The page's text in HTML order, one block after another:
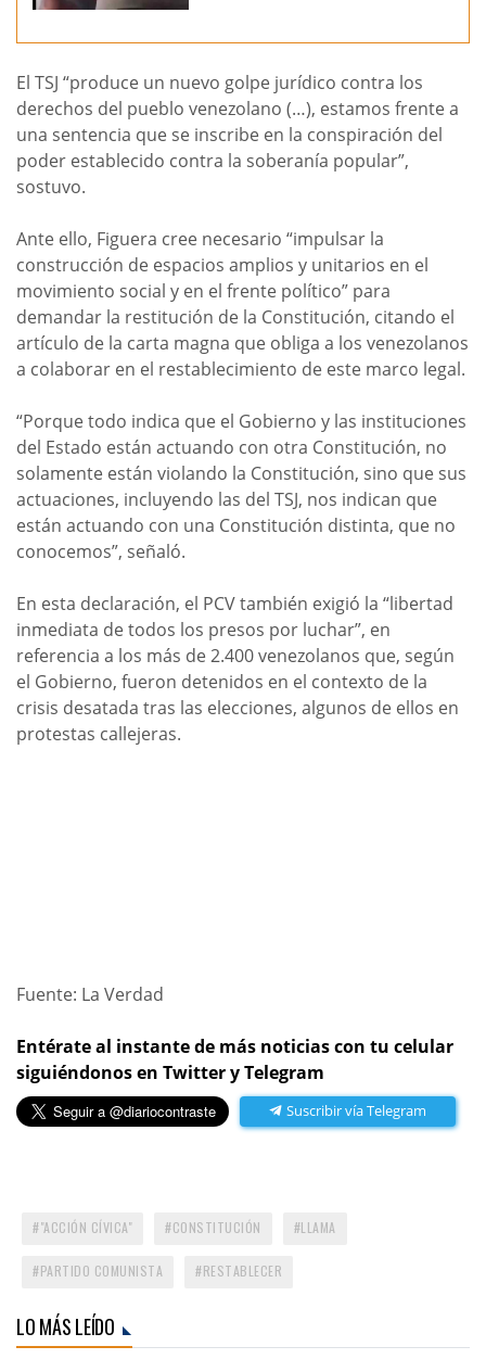
El TSJ “produce un nuevo golpe jurídico contra los
derechos del pueblo venezolano (…), estamos frente a
una sentencia que se inscribe en la conspiración del
poder establecido contra la soberanía popular”,
sostuvo.
Ante ello, Figuera cree necesario “impulsar la
construcción de espacios amplios y unitarios en el
movimiento social y en el frente político” para
demandar la restitución de la Constitución, citando el
artículo de la carta magna que obliga a los venezolanos
a colaborar en el restablecimiento de este marco legal.
“Porque todo indica que el Gobierno y las instituciones
del Estado están actuando con otra Constitución, no
solamente están violando la Constitución, sino que sus
actuaciones, incluyendo las del TSJ, nos indican que
están actuando con una Constitución distinta, que no
conocemos”, señaló.
En esta declaración, el PCV también exigió la “libertad
inmediata de todos los presos por luchar”, en
referencia a los más de 2.400 venezolanos que, según
el Gobierno, fueron detenidos en el contexto de la
crisis desatada tras las elecciones, algunos de ellos en
protestas callejeras.
Fuente: La Verdad
Entérate al instante de más noticias con tu celular
siguiéndonos en Twitter y Telegram
Suscribir vía Telegram
"ACCIÓN CÍVICA" CONSTITUCIÓN LLAMA
PARTIDO COMUNISTA RESTABLECER
LO MÁS LEÍDO